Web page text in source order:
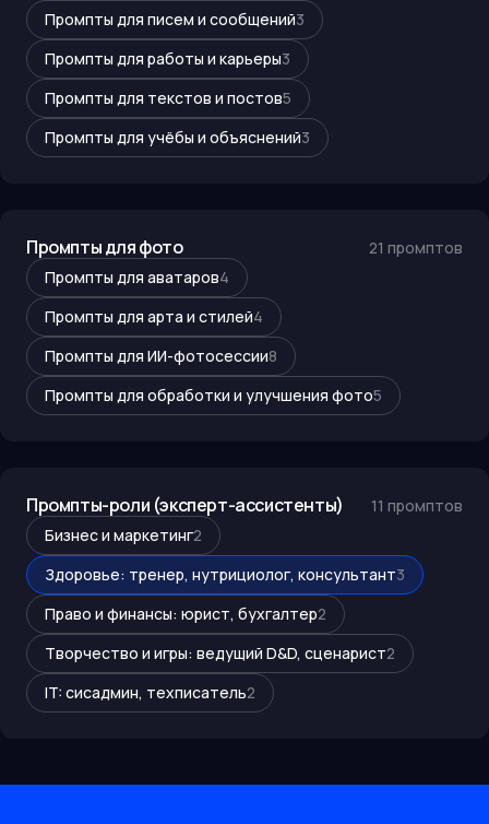
Промпты для писем и сообщений3
Промпты для работы и карьеры3
Промпты для текстов и постов5
Промпты для учёбы и объяснений3
Промпты для фото 21 промптов
Промпты для аватаров4
Промпты для арта и стилей4
Промпты для ИИ-фотосессии8
Промпты для обработки и улучшения фото5
Промпты-роли (эксперт-ассистенты) 11 промптов
Бизнес и маркетинг2
Здоровье: тренер, нутрициолог, консультант3
Право и финансы: юрист, бухгалтер2
Творчество и игры: ведущий D&D, сценарист2
IT: сисадмин, техписатель2